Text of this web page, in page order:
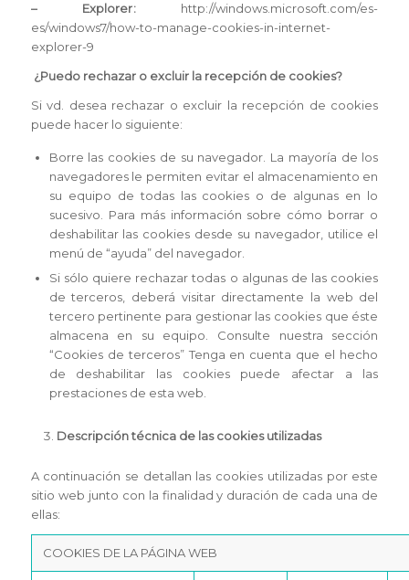
– Explorer: http://windows.microsoft.com/es-
es/windows7/how-to-manage-cookies-in-internet-
explorer-9
¿Puedo rechazar o excluir la recepción de cookies?
Si vd. desea rechazar o excluir la recepción de cookies
puede hacer lo siguiente:
Borre las cookies de su navegador. La mayoría de los
navegadores le permiten evitar el almacenamiento en
su equipo de todas las cookies o de algunas en lo
sucesivo. Para más información sobre cómo borrar o
deshabilitar las cookies desde su navegador, utilice el
menú de “ayuda” del navegador.
Si sólo quiere rechazar todas o algunas de las cookies
de terceros, deberá visitar directamente la web del
tercero pertinente para gestionar las cookies que éste
almacena en su equipo. Consulte nuestra sección
“Cookies de terceros” Tenga en cuenta que el hecho
de deshabilitar las cookies puede afectar a las
prestaciones de esta web.
Descripción técnica de las cookies utilizadas
A continuación se detallan las cookies utilizadas por este
sitio web junto con la finalidad y duración de cada una de
ellas:
COOKIES DE LA PÁGINA WEB